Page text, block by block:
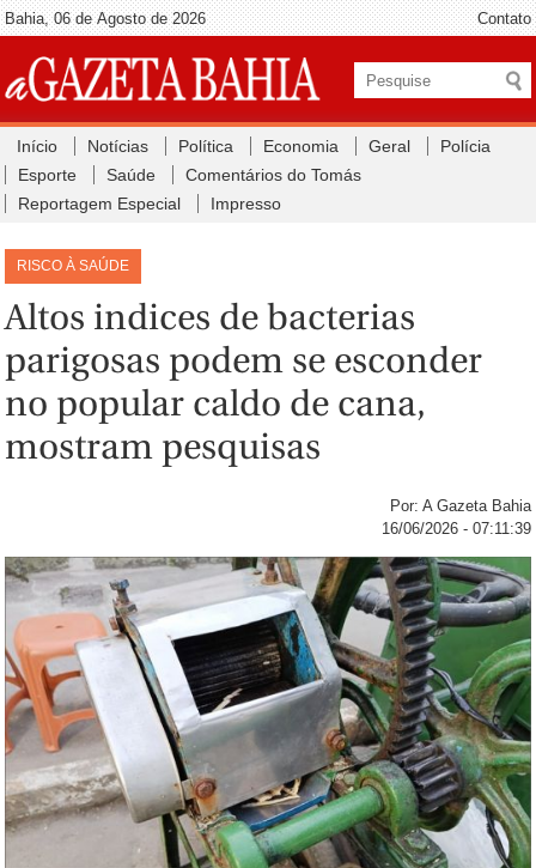
Bahia, 06 de Agosto de 2026 Contato
Início Notícias Política Economia Geral
Polícia
Esporte
Saúde
Comentários do Tomás
Reportagem Especial
Impresso
RISCO À SAÚDE
Altos indices de bacterias
parigosas podem se esconder
no popular caldo de cana,
mostram pesquisas
Por: A Gazeta Bahia
16/06/2026 - 07:11:39